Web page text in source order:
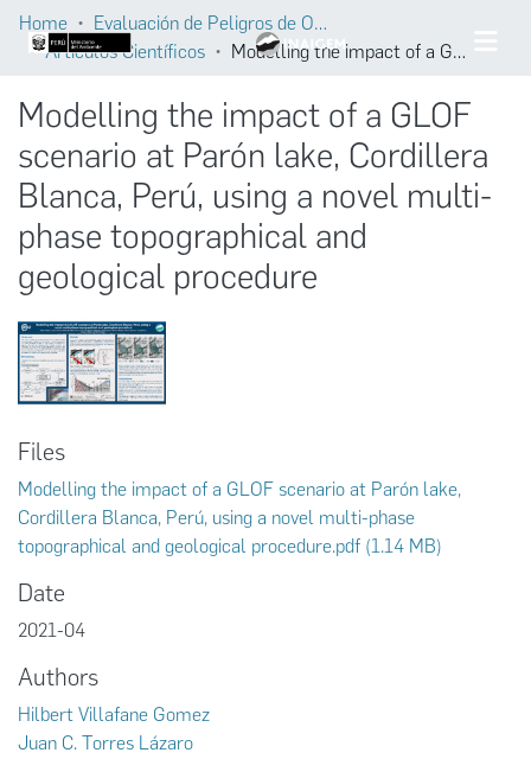
Home
Evaluación de Peligros de Origen Glaciar
Artículos Científicos
Modelling the impact of a GLOF scenario at Parón lake, Cordillera Blanca, Perú, using a novel multi-phase topographical and geological procedure
Modelling the impact of a GLOF
scenario at Parón lake, Cordillera
Blanca, Perú, using a novel multi-
phase topographical and
geological procedure
Files
Modelling the impact of a GLOF scenario at Parón lake,
Cordillera Blanca, Perú, using a novel multi-phase
topographical and geological procedure.pdf (1.14 MB)
Date
2021-04
Authors
Hilbert Villafane Gomez
Juan C. Torres Lázaro